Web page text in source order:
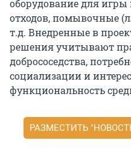
оборудование для
отходов, помывочные
т.д. Внедренные в
решения учитывают
добрососедства,
социализации и
функциональность
РАЗМЕСТИТЬ